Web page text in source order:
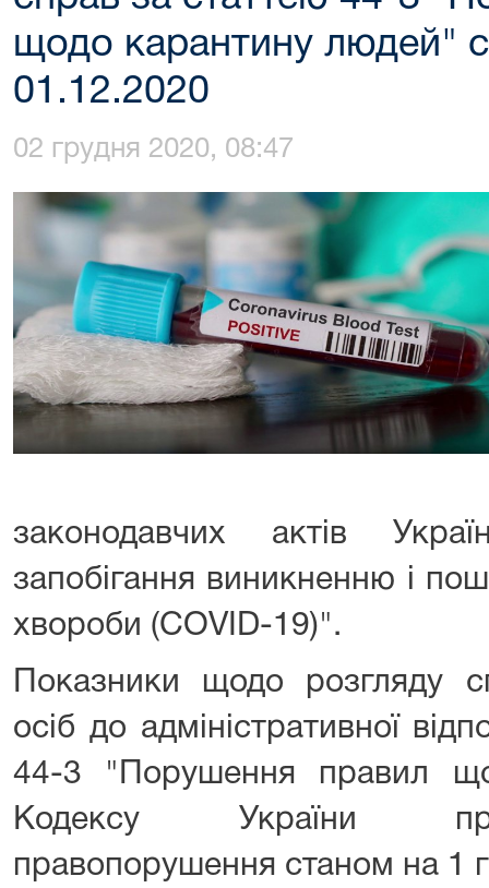
щодо карантину людей"
01.12.2020
02 грудня 2020, 08:47
законодавчих актів
запобігання виникненню і
хвороби (COVID-19)".
Показники щодо розгляду
осіб до адміністративної
44-3 "Порушення правил
Кодексу України про
правопорушення станом на 1